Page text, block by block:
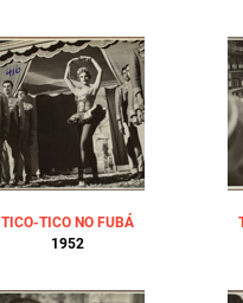
TICO-TICO NO FUBÁ
1952